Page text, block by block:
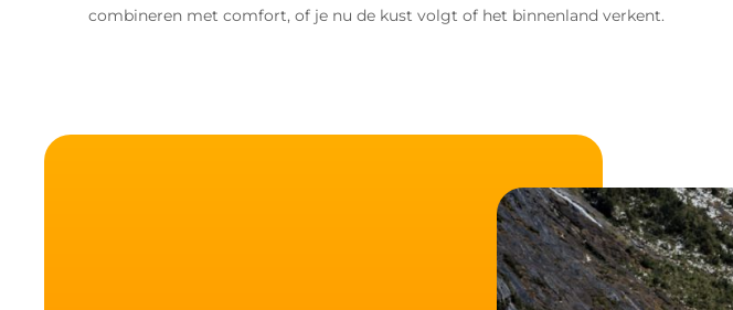
combineren met comfort, of je nu de kust volgt of het binnenland verkent.